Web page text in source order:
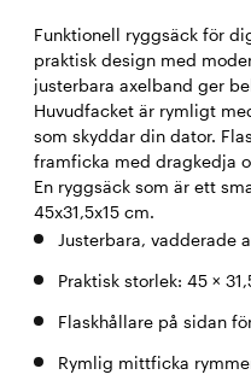
Funktionell ryggsäck för
praktisk design med
justerbara axelband ger
Huvudfacket är rymligt
som skyddar din dator.
framficka med dragkedja
En ryggsäck som är ett
45x31,5x15 cm.
Justerbara, vadderade
Praktisk storlek: 45 ×
Flaskhållare på sidan
Rymlig mittficka